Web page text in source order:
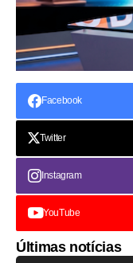
Facebook
Twitter
Instagram
YouTube
Últimas notícias